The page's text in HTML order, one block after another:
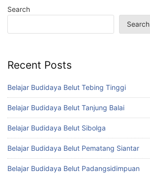
Search
Search
Recent Posts
Belajar Budidaya Belut Tebing Tinggi
Belajar Budidaya Belut Tanjung Balai
Belajar Budidaya Belut Sibolga
Belajar Budidaya Belut Pematang Siantar
Belajar Budidaya Belut Padangsidimpuan